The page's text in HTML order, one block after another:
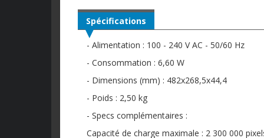
Spécifications
- Alimentation : 100 - 240 V AC - 50/60 Hz
- Consommation : 6,60 W
- Dimensions (mm) : 482x268,5x44,4
- Poids : 2,50 kg
- Specs complémentaires :
Capacité de charge maximale : 2 300 000